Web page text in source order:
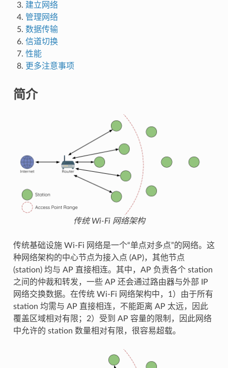
建立网络
管理网络
数据传输
信道切换
性能
更多注意事项
简介
传统 Wi-Fi 网络架构
传统基础设施 Wi-Fi 网络是一个“单点对多点”的网络。这
种网络架构的中心节点为接入点 (AP)，其他节点
(station) 均与 AP 直接相连。其中，AP 负责各个 station
之间的仲裁和转发，一些 AP 还会通过路由器与外部 IP
网络交换数据。在传统 Wi-Fi 网络架构中，1）由于所有
station 均需与 AP 直接相连，不能距离 AP 太远，因此
覆盖区域相对有限；2）受到 AP 容量的限制，因此网络
中允许的 station 数量相对有限，很容易超载。